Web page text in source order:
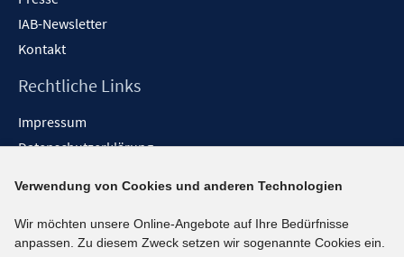
IAB-Newsletter
Kontakt
Rechtliche Links
Impressum
Datenschutzerklärung
Barrieren melden
Social-Media-Kanäle
Verwendung von Cookies und anderen Technologien
Wir möchten unsere Online-Angebote auf Ihre Bedürfnisse
anpassen. Zu diesem Zweck setzen wir sogenannte Cookies ein.